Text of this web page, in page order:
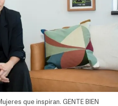
que inspiran. GENTE BIEN